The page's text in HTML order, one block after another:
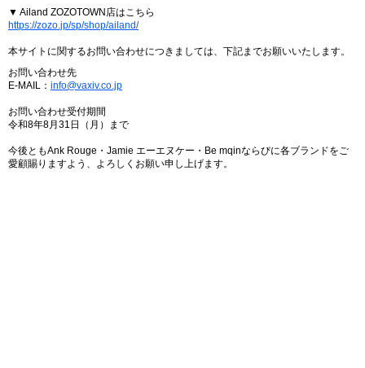
▼ Ailand ZOZOTOWN店はこちら
https://zozo.jp/sp/shop/ailand/
本サイトに関するお問い合わせにつきましては、下記までお願いいたします。
お問い合わせ先
E-MAIL： info@vaxiv.co.jp
お問い合わせ受付期間
令和8年8月31日（月）まで
今後ともAnk Rouge・Jamie エーエヌケー・Be mqinならびに各ブランドをご
愛顧賜りますよう、よろしくお願い申し上げます。